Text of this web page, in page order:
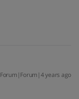
Forum|Forum|4 years ago